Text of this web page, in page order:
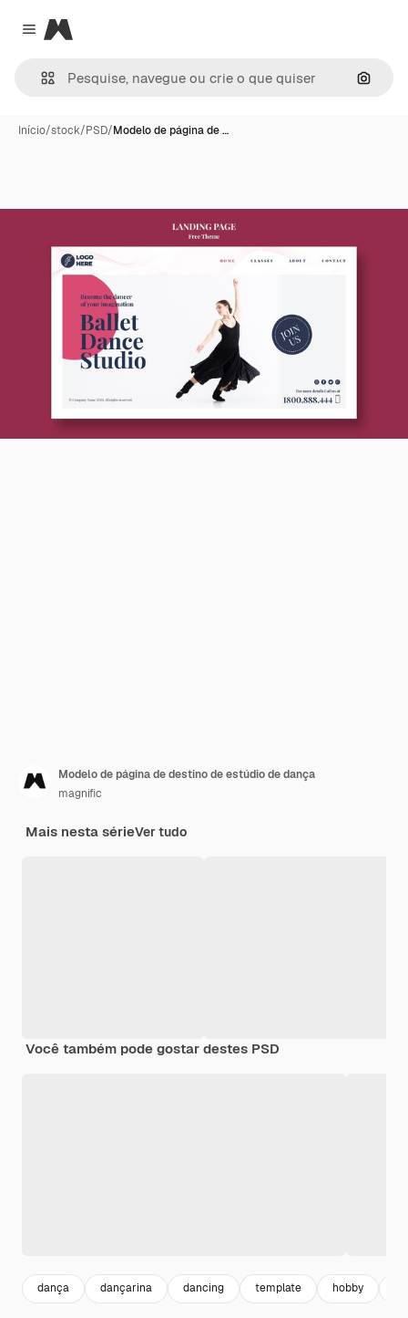
Close menu
Magnific
Início/stock/PSD/Modelo de página de …
Modelo de página de destino de estúdio de dança
magnific
Mais nesta sérieVer tudo
Você também pode gostar destes PSD
dança dançarina dancing template hobby